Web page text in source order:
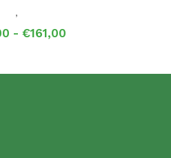
,
- €161,00Prijsklasse: